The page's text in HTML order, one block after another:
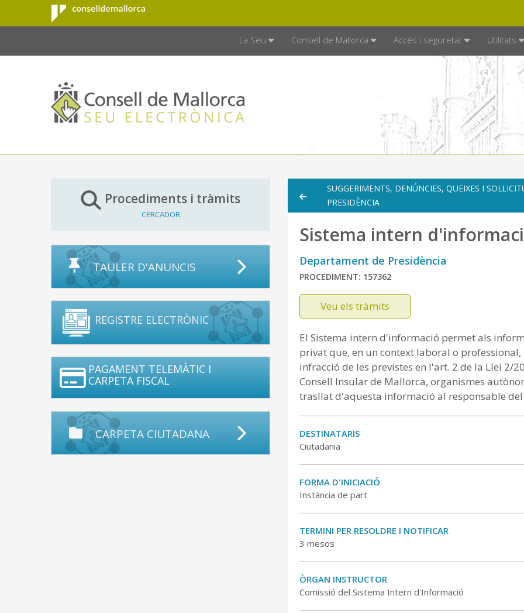
Salta al contingut principal
Consell de
Mallorca
La Seu Consell de Mallorca Accés i seguretat Utilitats
Procediments i tràmits
CERCADOR
TAULER D'ANUNCIS
REGISTRE ELECTRÒNIC
PAGAMENT TELEMÀTIC I
CARPETA FISCAL
CARPETA CIUTADANA
SUGGERIMENTS, DENÚNCIES, QUEIXES I
PRESIDÈNCIA
Sistema intern
Departament de Presidència
PROCEDIMENT: 157362
Veu els tràmits
El Sistema intern d'informació permet als
privat que, en un context laboral o
infracció de les previstes en l'art. 2 de la Llei 2/
Consell Insular de Mallorca, organismes
trasllat d'aquesta informació al responsable
DESTINATARIS
Ciutadania
FORMA D'INICIACIÓ
Instància de part
TERMINI PER RESOLDRE I NOTIFICAR
3 mesos
ÒRGAN INSTRUCTOR
Comissió del Sistema Intern d'Informació